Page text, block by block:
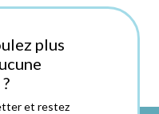
plus
et restez